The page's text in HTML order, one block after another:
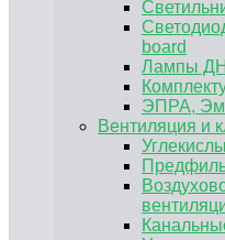
Субстраты и
Горшки и
Аграрный
UGRO
board
Лампы
ЭПРА,
Вентиляция и